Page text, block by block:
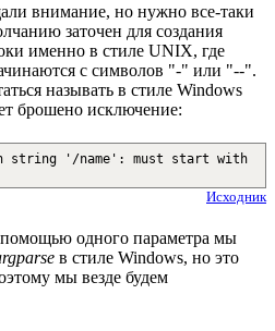
внимание, но нужно все-таки
заточен для создания
именно в стиле UNIX, где
с символов "-" или "--".
называть в стиле Windows
брошено исключение:
string '/name': must start with
Исходник
одного параметра мы
в стиле Windows, но это
мы везде будем